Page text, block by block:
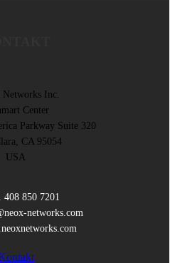
Networks Inc.
Center
Parkway Suite 320
CA 95054
USA
408 850 7201
networks.com